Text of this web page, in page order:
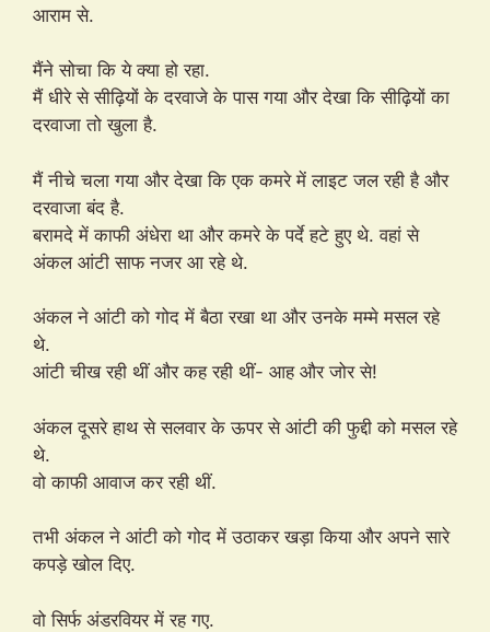
आराम से.
मैंने सोचा कि ये क्या हो रहा.
मैं धीरे से सीढ़ियों के दरवाजे के पास गया और देखा कि सीढ़ियों का
दरवाजा तो खुला है.
मैं नीचे चला गया और देखा कि एक कमरे में लाइट जल रही है और
दरवाजा बंद है.
बरामदे में काफी अंधेरा था और कमरे के पर्दे हटे हुए थे. वहां से
अंकल आंटी साफ नजर आ रहे थे.
अंकल ने आंटी को गोद में बैठा रखा था और उनके मम्मे मसल रहे
थे.
आंटी चीख रही थीं और कह रही थीं- आह और जोर से!
अंकल दूसरे हाथ से सलवार के ऊपर से आंटी की फुद्दी को मसल रहे
थे.
वो काफी आवाज कर रही थीं.
तभी अंकल ने आंटी को गोद में उठाकर खड़ा किया और अपने सारे
कपड़े खोल दिए.
वो सिर्फ अंडरवियर में रह गए.